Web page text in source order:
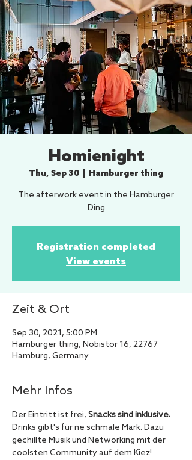
Homienight
Thu, Sep 30 Hamburger thing
The afterwork event in the Hamburger
Ding
Registration completed
View events
Zeit & Ort
Sep 30, 2021, 5:00 PM
Hamburger thing, Nobistor 16, 22767
Hamburg, Germany
Mehr Infos
Der Eintritt ist frei, Snacks sind inklusive.
Drinks gibt's für ne schmale Mark. Dazu
gechillte Musik und Networking mit der
coolsten Community auf dem Kiez!